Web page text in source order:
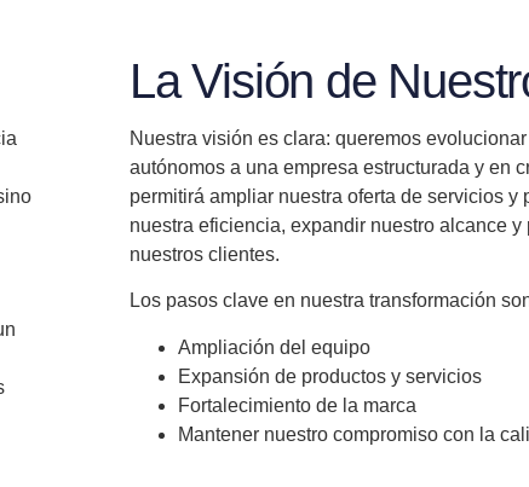
La Visión de
Nuestra visión es clara: queremos
autónomos a una empresa estructurada y en
permitirá ampliar nuestra oferta de servicios y
nuestra eficiencia, expandir nuestro alcance
nuestros clientes.
Los pasos clave en nuestra transformación
Ampliación del equipo
Expansión de productos y servicios
Fortalecimiento de la marca
Mantener nuestro compromiso con la